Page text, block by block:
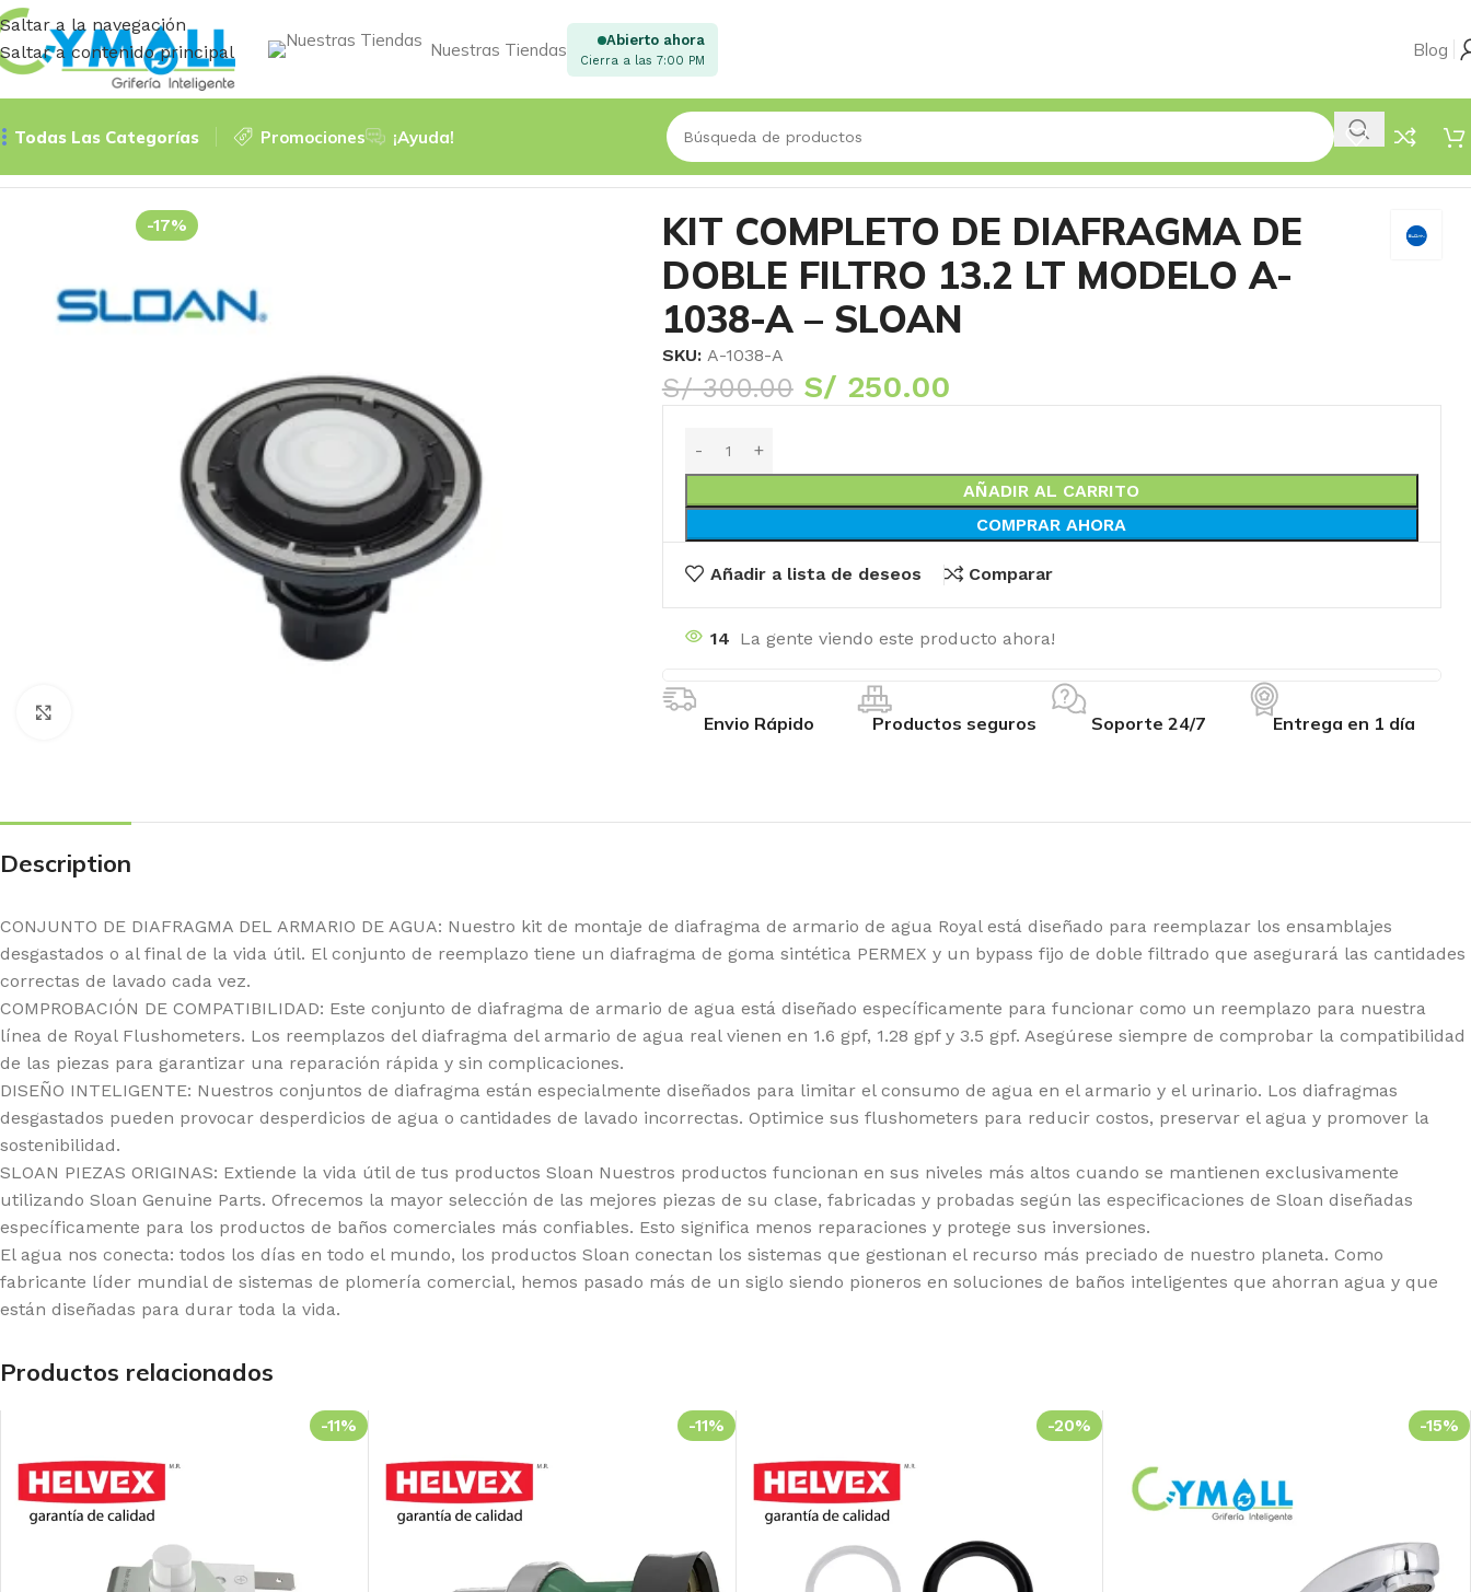
Saltar a la navegación
Saltar a contenido principal
Nuestras Tiendas Abierto ahora
Cierra a las 7:00 PM
Blog
Todas Las Categorías
BAÑO
Mezcladoras
Monocomandos
Duchas
Duchas Mezcladoras
Duchas
Monocomandos
ESPECIALIZADA
Temporizados
Sensores
Clínica
Mezcladoras
Monocomandos
Promociones
¡Ayuda!
KIT COMPLETO DE DIAFRAGMA DE DOBLE FILTRO 13.2 LT MODELO A-1038-A – SLOAN
-17%
KIT COMPLETO DE DIAFRAGMA DE
DOBLE FILTRO 13.2 LT MODELO A-
1038-A – SLOAN
SKU: A-1038-A
S/300.00 S/ 250.00
AÑADIR AL CARRITO
COMPRAR AHORA
Añadir a lista de deseos Comparar
14 La gente viendo este producto ahora!
Envio Rápido Productos seguros Soporte 24/7 Entrega en 1 día
Description
CONJUNTO DE DIAFRAGMA DEL ARMARIO DE AGUA: Nuestro kit de montaje de diafragma de armario de agua Royal está diseñado para reemplazar los ensamblajes
desgastados o al final de la vida útil. El conjunto de reemplazo tiene un diafragma de goma sintética PERMEX y un bypass fijo de doble filtrado que asegurará las cantidades
correctas de lavado cada vez.
COMPROBACIÓN DE COMPATIBILIDAD: Este conjunto de diafragma de armario de agua está diseñado específicamente para funcionar como un reemplazo para nuestra
línea de Royal Flushometers. Los reemplazos del diafragma del armario de agua real vienen en 1.6 gpf, 1.28 gpf y 3.5 gpf. Asegúrese siempre de comprobar la compatibilidad
de las piezas para garantizar una reparación rápida y sin complicaciones.
DISEÑO INTELIGENTE: Nuestros conjuntos de diafragma están especialmente diseñados para limitar el consumo de agua en el armario y el urinario. Los diafragmas
desgastados pueden provocar desperdicios de agua o cantidades de lavado incorrectas. Optimice sus flushometers para reducir costos, preservar el agua y promover la
sostenibilidad.
SLOAN PIEZAS ORIGINAS: Extiende la vida útil de tus productos Sloan Nuestros productos funcionan en sus niveles más altos cuando se mantienen exclusivamente
utilizando Sloan Genuine Parts. Ofrecemos la mayor selección de las mejores piezas de su clase, fabricadas y probadas según las especificaciones de Sloan diseñadas
específicamente para los productos de baños comerciales más confiables. Esto significa menos reparaciones y protege sus inversiones.
El agua nos conecta: todos los días en todo el mundo, los productos Sloan conectan los sistemas que gestionan el recurso más preciado de nuestro planeta. Como
fabricante líder mundial de sistemas de plomería comercial, hemos pasado más de un siglo siendo pioneros en soluciones de baños inteligentes que ahorran agua y que
están diseñadas para durar toda la vida.
Productos relacionados
-11% -11% -20% -15%